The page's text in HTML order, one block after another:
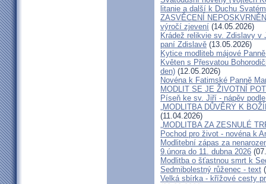
litanie a další k Duchu
ZASVĚCENÍ
výročí zjevení (14.05.2026)
Krádež relikvie sv. Zdislavy
paní Zdislavě (13.05.2026)
Kytice modliteb májové
Květen s Přesvatou
den) (12.05.2026)
Novéna k Fatimské Panně
MODLIT SE JE ŽIVOTNÍ
Píseň ke sv. Jiří - nápěv
„MODLITBA DŮVĚRY K
(11.04.2026)
„MODLITBA ZA ZESNULÉ
Pochod pro život - novéna k
Modlitební zápas za
9.února do 11. dubna 2026
Modlitba o šťastnou smrt k
Sedmibolestný růženec - text
Velká sbírka - křížové cesty